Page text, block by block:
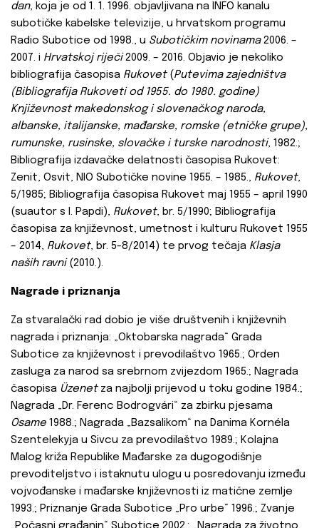
dan, koja je od 1. 1. 1996. objavljivana na INFO kanalu
subotičke kabelske televizije, u hrvatskom programu
Radio Subotice od 1998., u Subotičkim novinama2006. –
2007. i Hrvatskoj riječi2009. – 2016. Objavio je nekoliko
bibliografija časopisa Rukovet (Putevima zajedništva
(Bibliografija Rukoveti od 1955. do 1980. godine)
Književnost makedonskog i slovenačkog naroda,
albanske, italijanske, mađarske, romske (etničke grupe),
rumunske, rusinske, slovačke i turske narodnosti, 1982.;
Bibliografija izdavačke delatnosti časopisa Rukovet:
Zenit, Osvit, NIO Subotičke novine 1955. – 1985., Rukovet,
5/1985; Bibliografija časopisa Rukovet maj 1955 – april 1990
(suautor s I. Papdi), Rukovet, br. 5/1990; Bibliografija
časopisa za književnost, umetnost i kulturu Rukovet 1955
– 2014, Rukovet, br. 5-8/2014) te prvog tečaja Klasja
naših ravni (2010.).
Nagrade i priznanja
Za stvaralački rad dobio je više društvenih i književnih
nagrada i priznanja: „Oktobarska nagrada“ Grada
Subotice za književnost i prevodilaštvo 1965.; Orden
zasluga za narod sa srebrnom zvijezdom 1965.; Nagrada
časopisa Üzenet za najbolji prijevod u toku godine 1984.;
Nagrada „Dr. Ferenc Bodrogvári“ za zbirku pjesama
Osame 1988.; Nagrada „Bazsalikom“ na Danima Kornéla
Szentelekyja u Sivcu za prevodilaštvo 1989.; Kolajna
Malog križa Republike Mađarske za dugogodišnje
prevoditeljstvo i istaknutu ulogu u posredovanju između
vojvođanske i mađarske književnosti iz matične zemlje
1993.; Priznanje Grada Subotice „Pro urbe“ 1996.; Zvanje